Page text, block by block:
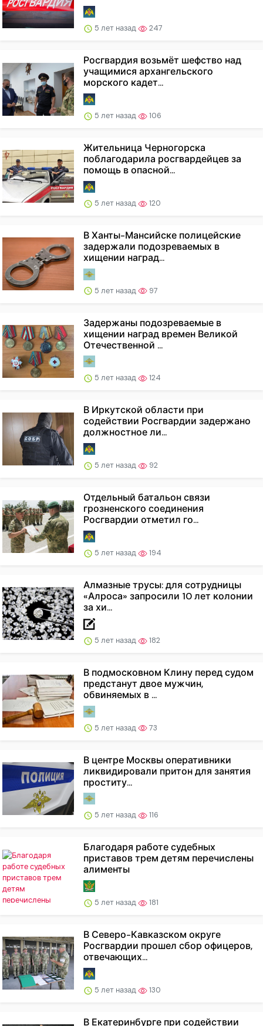
5 лет назад 247
Росгвардия возьмёт шефство над
учащимися архангельского
морского кадет...
5 лет назад 106
Жительница Черногорска
поблагодарила росгвардейцев за
помощь в опасной...
5 лет назад 120
В Ханты-Мансийске полицейские
задержали подозреваемых в
хищении наград...
5 лет назад 97
Задержаны подозреваемые в
хищении наград времен Великой
Отечественной ...
5 лет назад 124
В Иркутской области при
содействии Росгвардии задержано
должностное ли...
5 лет назад 92
Отдельный батальон связи
грозненского соединения
Росгвардии отметил го...
5 лет назад 194
Алмазные трусы: для сотрудницы
«Алроса» запросили 10 лет колонии
за хи...
5 лет назад 182
В подмосковном Клину перед судом
предстанут двое мужчин,
обвиняемых в ...
5 лет назад 73
В центре Москвы оперативники
ликвидировали притон для занятия
проститу...
5 лет назад 116
Благодаря работе судебных
приставов трем детям перечислены
алименты
5 лет назад 181
В Северо-Кавказском округе
Росгвардии прошел сбор офицеров,
отвечающих...
5 лет назад 130
В Екатеринбурге при содействии